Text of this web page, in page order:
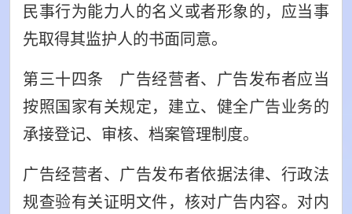
民事行为能力人的名义或者形象的，应当事
先取得其监护人的书面同意。
第三十四条 广告经营者、广告发布者应当
按照国家有关规定，建立、健全广告业务的
承接登记、审核、档案管理制度。
广告经营者、广告发布者依据法律、行政法
规查验有关证明文件，核对广告内容。对内